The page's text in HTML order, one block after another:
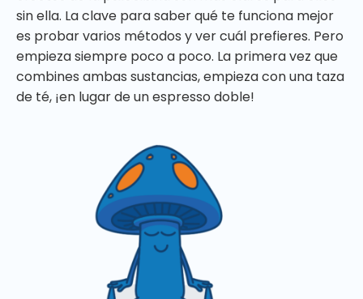
sin ella. La clave para saber qué te funciona mejor
es probar varios métodos y ver cuál prefieres. Pero
empieza siempre poco a poco. La primera vez que
combines ambas sustancias, empieza con una taza
de té, ¡en lugar de un espresso doble!